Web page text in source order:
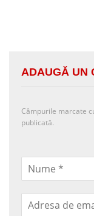
ADAUGĂ UN
Câmpurile marcate
publicată.